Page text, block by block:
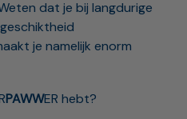
dat je bij langdurige
je namelijk enorm
PAWWER hebt?